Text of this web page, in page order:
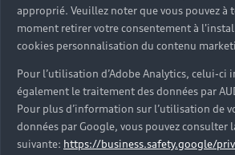
approprié. Veuillez noter que vous pouvez à
moment retirer votre consentement à
cookies personnalisation du contenu
Pour l’utilisation d’Adobe Analytics, celui-ci
également le traitement des données par
Pour plus d’information sur l’utilisation de
données par Google, vous pouvez consulter
suivante: https://business.safety.google/